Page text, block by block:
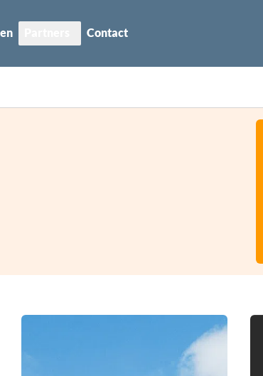
Contact